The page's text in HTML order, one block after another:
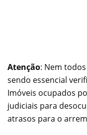
Atenção: Nem
sendo essencial
Imóveis ocupados
judiciais para
atrasos para o